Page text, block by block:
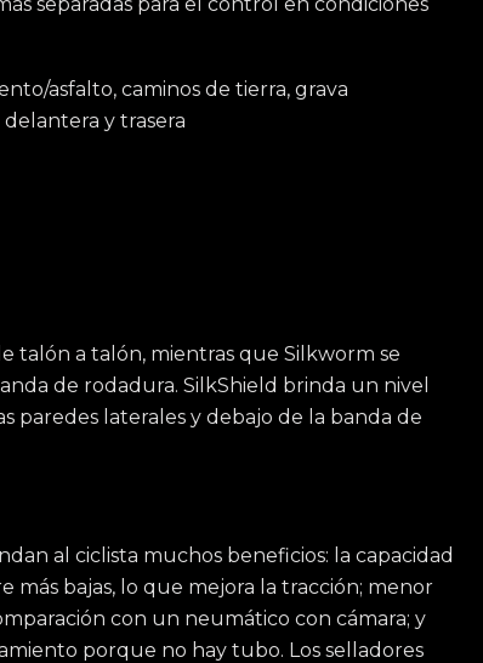
asfalto, caminos de tierra, grava
y trasera
talón a talón, mientras que Silkworm se
de rodadura. SilkShield brinda un nivel
paredes laterales y debajo de la banda de
al ciclista muchos beneficios: la capacidad
más bajas, lo que mejora la tracción; menor
con un neumático con cámara; y
porque no hay tubo. Los selladores